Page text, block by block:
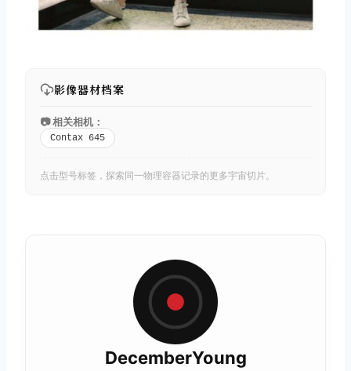
影像器材档案
📷 相关相机：
Contax 645
点击型号标签，探索同一物理容器记录的更多宇宙切片。
DecemberYoung